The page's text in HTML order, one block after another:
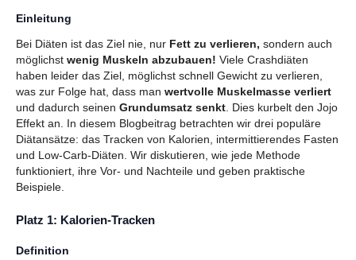
Einleitung
Bei Diäten ist das Ziel nie, nur Fett zu verlieren, sondern auch
möglichst wenig Muskeln abzubauen! Viele Crashdiäten
haben leider das Ziel, möglichst schnell Gewicht zu verlieren,
was zur Folge hat, dass man wertvolle Muskelmasse verliert
und dadurch seinen Grundumsatz senkt. Dies kurbelt den Jojo
Effekt an. In diesem Blogbeitrag betrachten wir drei populäre
Diätansätze: das Tracken von Kalorien, intermittierendes Fasten
und Low-Carb-Diäten. Wir diskutieren, wie jede Methode
funktioniert, ihre Vor- und Nachteile und geben praktische
Beispiele.
Platz 1: Kalorien-Tracken
Definition